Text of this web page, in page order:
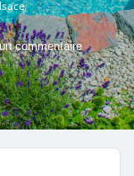
commentaire